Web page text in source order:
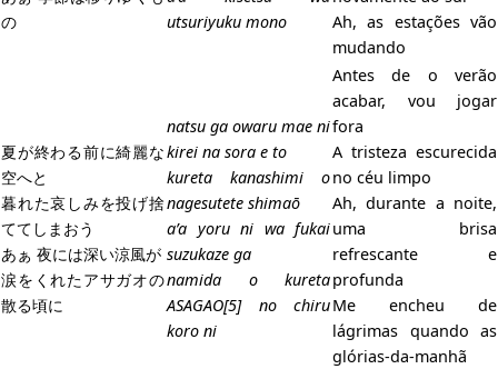
の
utsuriyuku mono
Ah, as estações vão
mudando
夏が終わる前に綺麗な
空へと
暮れた哀しみを投げ捨
ててしまおう
あぁ 夜には深い涼風が
涙をくれたアサガオの
散る頃に
natsu ga owaru mae ni
kirei na sora e to
kureta kanashimi o
nagesutete shimaō
a’a yoru ni wa fukai
suzukaze ga
namida o kureta
ASAGAO[5] no chiru
koro ni
Antes de o verão
acabar, vou jogar
fora
A tristeza escurecida
no céu limpo
Ah, durante a noite,
uma brisa
refrescante e
profunda
Me encheu de
lágrimas quando as
glórias-da-manhã